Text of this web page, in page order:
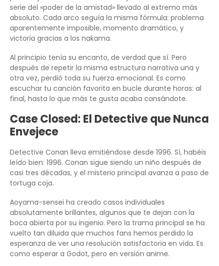
serie del «poder de la amistad» llevado al extremo más
absoluto. Cada arco seguía la misma fórmula: problema
aparentemente imposible, momento dramático, y
victoria gracias a los nakama.
Al principio tenía su encanto, de verdad que sí. Pero
después de repetir la misma estructura narrativa una y
otra vez, perdió toda su fuerza emocional. Es como
escuchar tu canción favorita en bucle durante horas: al
final, hasta lo que más te gusta acaba cansándote.
Case Closed: El Detective que Nunca
Envejece
Detective Conan lleva emitiéndose desde 1996. Sí, habéis
leído bien: 1996. Conan sigue siendo un niño después de
casi tres décadas, y el misterio principal avanza a paso de
tortuga coja.
Aoyama-sensei ha creado casos individuales
absolutamente brillantes, algunos que te dejan con la
boca abierta por su ingenio. Pero la trama principal se ha
vuelto tan diluida que muchos fans hemos perdido la
esperanza de ver una resolución satisfactoria en vida. Es
como esperar a Godot, pero en versión anime.